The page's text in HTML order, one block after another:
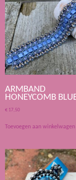
ARMBAND
HONEYCOMB
€ 17,50
Toevoegen aan winkelwagen